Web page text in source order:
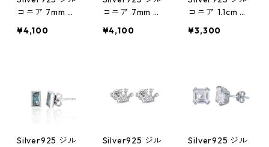
コニア 7mm ピ
¥4,100
コニア 7mm ピ
¥4,100
コニア 1.1cm ピ
¥3,300
Silver925 ジル
Silver925 ジル
Silver925 ジル